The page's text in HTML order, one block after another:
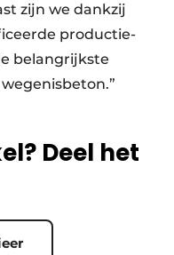
zijn we dankzij
productie-
belangrijkste
wegenisbeton.”
Deel het